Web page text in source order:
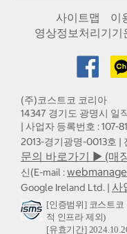
사이트맵 이
영상정보처리기기
(주)코스트코 코리아
14347 경기도 광명시 일
| 사업자 등록번호 : 107-
2013-경기광명-0013호 |
문의 바로가기 ▶ (매
신(E-mail :
Google Ireland Ltd. | 사
[인증범위] 코스트코
적 인프라 제외)
[유효기간]